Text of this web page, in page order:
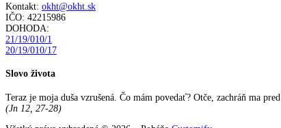
Kontakt: okht@okht.sk
IČO: 42215986
DOHODA:
21/19/010/1
20/19/010/17
Slovo života
Teraz je moja duša vzrušená. Čo mám povedať? Otče, zachráň ma
(Jn 12, 27-28)